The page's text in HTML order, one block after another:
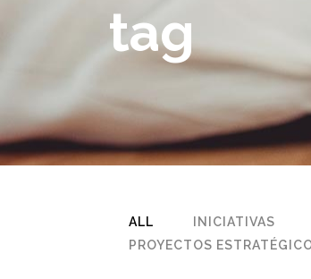
tag
ALL INICIATIVAS
PROYECTOS